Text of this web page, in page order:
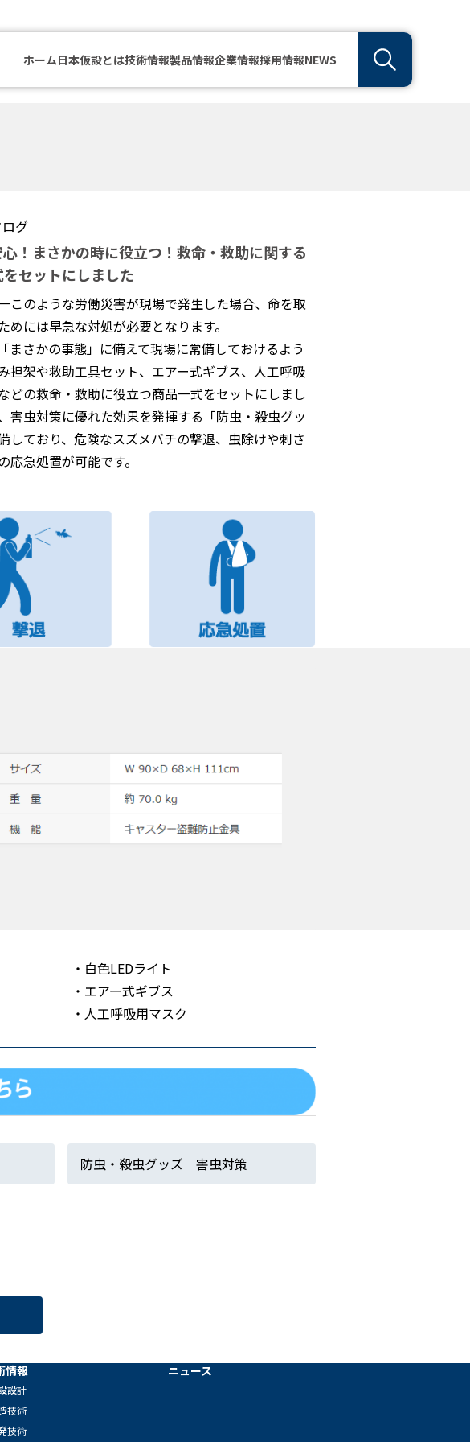
ホーム日本仮設とは技術情報製品情報企業情報採用情報NEWS
グ
！まさかの時に役立つ！救命・救助に関する
セットにしました
このような労働災害が現場で発生した場合、命を取
めには早急な対処が必要となります。
まさかの事態」に備えて現場に常備しておけるよう
担架や救助工具セット、エアー式ギブス、人工呼吸
どの救命・救助に役立つ商品一式をセットにしまし
害虫対策に優れた効果を発揮する「防虫・殺虫グッ
しており、危険なスズメバチの撃退、虫除けや刺さ
応急処置が可能です。
・白色LEDライト
・エアー式ギブス
・人工呼吸用マスク
防虫・殺虫グッズ 害虫対策
情報
設計
技術
技術
ニュース